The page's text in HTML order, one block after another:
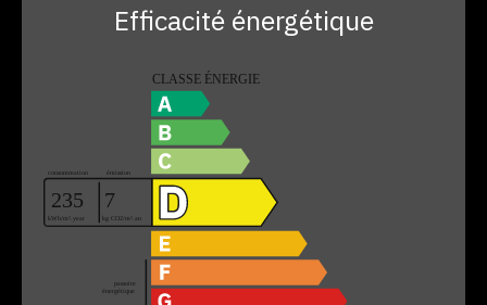
Efficacité énergétique